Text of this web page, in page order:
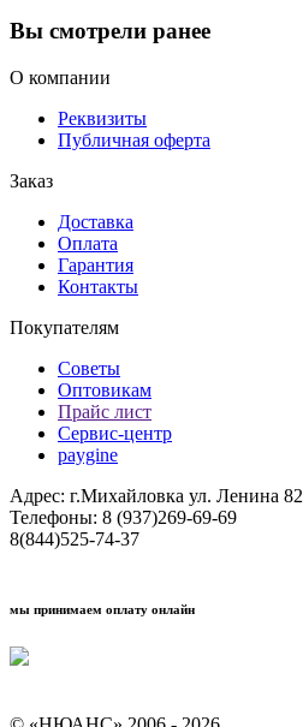
Вы смотрели ранее
О компании
Реквизиты
Публичная оферта
Заказ
Доставка
Оплата
Гарантия
Контакты
Покупателям
Советы
Оптовикам
Прайс лист
Сервис-центр
paygine
Адрес: г.Михайловка ул. Ленина 82
Телефоны: 8 (937)269-69-69
8(844)525-74-37
мы принимаем оплату онлайн